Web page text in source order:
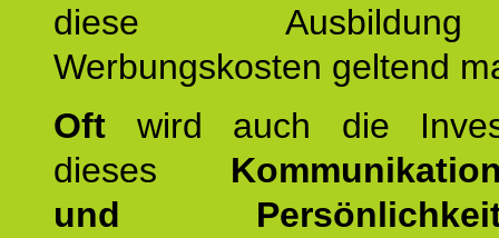
diese
Werbungskosten geltend
Oft wird auch die
dieses
und